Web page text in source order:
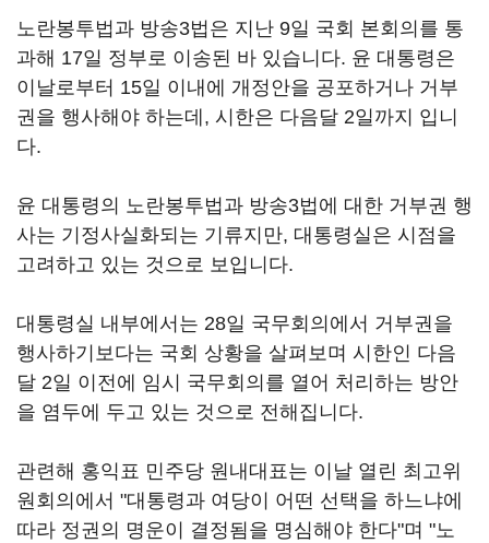
노란봉투법과 방송3법은 지난 9일 국회 본회의를 통
과해 17일 정부로 이송된 바 있습니다. 윤 대통령은
이날로부터 15일 이내에 개정안을 공포하거나 거부
권을 행사해야 하는데, 시한은 다음달 2일까지 입니
다.
윤 대통령의 노란봉투법과 방송3법에 대한 거부권 행
사는 기정사실화되는 기류지만, 대통령실은 시점을
고려하고 있는 것으로 보입니다.
대통령실 내부에서는 28일 국무회의에서 거부권을
행사하기보다는 국회 상황을 살펴보며 시한인 다음
달 2일 이전에 임시 국무회의를 열어 처리하는 방안
을 염두에 두고 있는 것으로 전해집니다.
관련해 홍익표 민주당 원내대표는 이날 열린 최고위
원회의에서 "대통령과 여당이 어떤 선택을 하느냐에
따라 정권의 명운이 결정됨을 명심해야 한다"며 "노